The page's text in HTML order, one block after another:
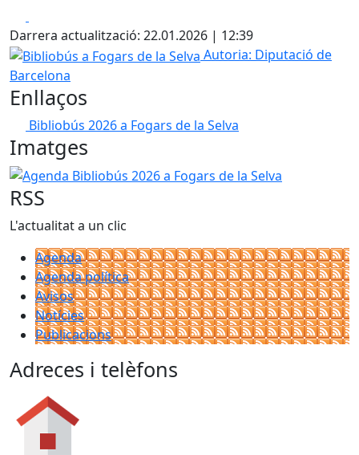
Darrera actualització: 22.01.2026 | 12:39
Bibliobús a Fogars de la Selva
Autoria: Diputació de
Barcelona
Enllaços
Bibliobús 2026 a Fogars de la Selva
Imatges
Agenda Bibliobús 2026 a Fogars de la Selva
RSS
L'actualitat a un clic
Agenda
Agenda política
Avisos
Notícies
Publicacions
Adreces i telèfons